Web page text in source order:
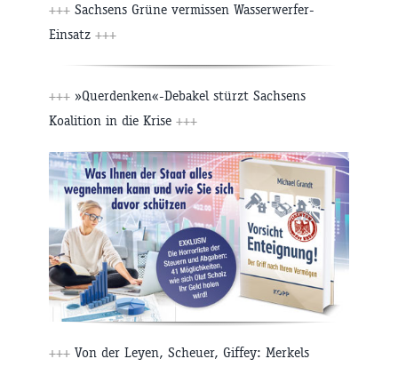
+++ Sachsens Grüne vermissen Wasserwerfer-
Einsatz +++
+++ »Querdenken«-Debakel stürzt Sachsens
Koalition in die Krise +++
+++ Von der Leyen, Scheuer, Giffey: Merkels